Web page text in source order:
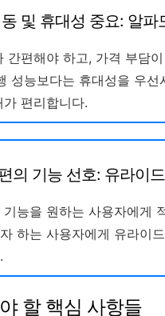
및 휴대성 중요: 알파
간편해야 하고, 가격 부담
성능보다는 휴대성을 우
편리합니다.
의 기능 선호: 유라이
능을 원하는 사용자에게
하는 사용자에게 유라이
할 핵심 사항들